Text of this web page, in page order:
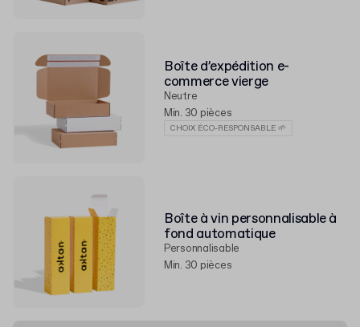
Boîte d’expédition e-
commerce vierge
Neutre
Min. 30 pièces
CHOIX ÉCO-RESPONSABLE 🌱
Boîte à vin personnalisable à
fond automatique
Personnalisable
Min. 30 pièces